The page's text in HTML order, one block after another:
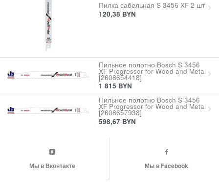
Пилка сабельная S 3456 XF 2 шт
120,38 BYN
Пильное полотно Bosch S 3456
XF Progressor for Wood and Metal
[2608654418]
1 815 BYN
Пильное полотно Bosch S 3456
XF Progressor for Wood and Metal
[2608657938]
598,67 BYN
Мы в Вконтакте Мы в Facebook